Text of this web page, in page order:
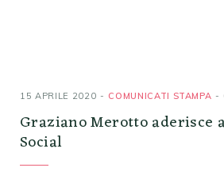
15 APRILE 2020 COMUNICATI STAMPA
Graziano Merotto aderisce
Social